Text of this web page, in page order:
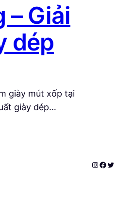
Giải
dép
giày mút xốp tại
giày dép…
Instagram
Twitter